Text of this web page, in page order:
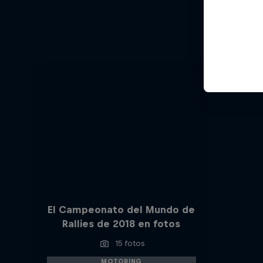
El Campeonato del Mundo de
Rallies de 2018 en fotos
15 fotos
MOTORING